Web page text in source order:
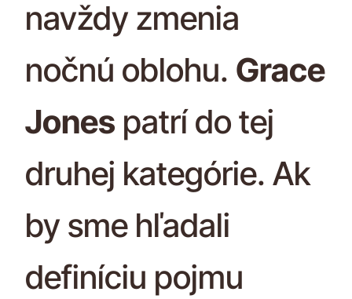
navždy zmenia
nočnú oblohu. Grace
Jones patrí do tej
druhej kategórie. Ak
by sme hľadali
definíciu pojmu